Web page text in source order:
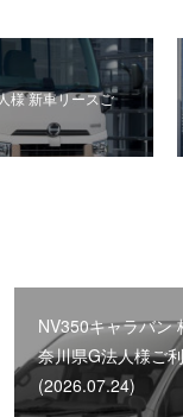
様 新車リースご
NV350キャラバン
奈川県G法人様ご
(2026.07.24)